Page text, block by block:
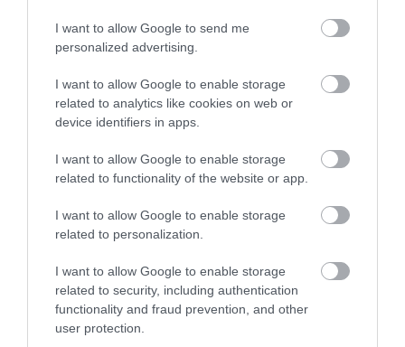
I want to allow Google to send me
personalized advertising.
I want to allow Google to enable storage
related to analytics like cookies on web or
device identifiers in apps.
I want to allow Google to enable storage
related to functionality of the website or app.
I want to allow Google to enable storage
related to personalization.
I want to allow Google to enable storage
related to security, including authentication
functionality and fraud prevention, and other
user protection.
2026-05-08
TRANSZPLANTÁCIÓS
VÁRÓLISTÁKNAK? A
DISZNÓSZERVEK ÁTÍRHATJÁK
AZ ORVOSLÁS EGYIK
ÉS AZ ADHD EGYÜTT
EGÉSZEN MÁS ARCOT MUTAT
2026-04-21